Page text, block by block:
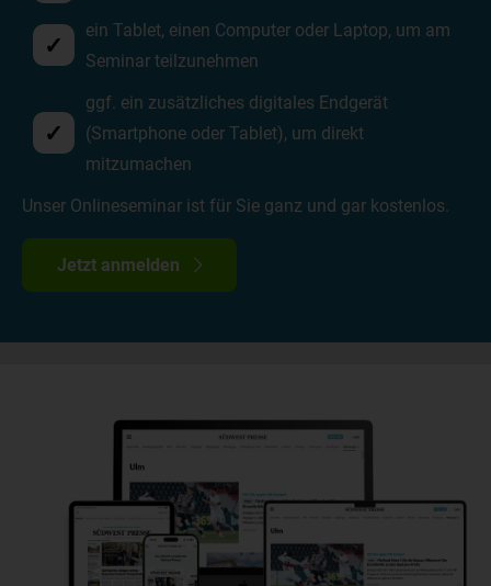
✓
ein Tablet, einen Computer oder Laptop, um am
Seminar teilzunehmen
✓
ggf. ein zusätzliches digitales Endgerät
(Smartphone oder Tablet), um direkt
mitzumachen
Unser Onlineseminar ist für Sie ganz und gar kostenlos.
Jetzt anmelden